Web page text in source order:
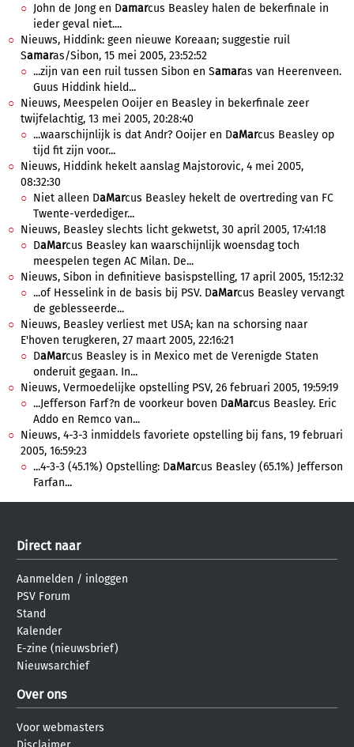
John de Jong en Damarcus Beasley halen de bekerfinale in
ieder geval niet....
Nieuws, Hiddink: geen nieuwe Koreaan; suggestie ruil
Samaras/Sibon, 15 mei 2005, 23:52:52
...zijn van een ruil tussen Sibon en Samaras van Heerenveen.
Guus Hiddink hield...
Nieuws, Meespelen Ooijer en Beasley in bekerfinale zeer
twijfelachtig, 13 mei 2005, 20:28:40
...waarschijnlijk is dat Andr? Ooijer en DaMarcus Beasley op
tijd fit zijn voor...
Nieuws, Hiddink hekelt aanslag Majstorovic, 4 mei 2005,
08:32:30
Niet alleen DaMarcus Beasley hekelt de overtreding van FC
Twente-verdediger...
Nieuws, Beasley slechts licht gekwetst, 30 april 2005, 17:41:18
DaMarcus Beasley kan waarschijnlijk woensdag toch
meespelen tegen AC Milan. De...
Nieuws, Sibon in definitieve basispstelling, 17 april 2005, 15:12:32
...of Hesselink in de basis bij PSV. DaMarcus Beasley vervangt
de geblesseerde...
Nieuws, Beasley verliest met USA; kan na schorsing naar
E'hoven terugkeren, 27 maart 2005, 22:16:21
DaMarcus Beasley is in Mexico met de Verenigde Staten
onderuit gegaan. In...
Nieuws, Vermoedelijke opstelling PSV, 26 februari 2005, 19:59:19
...Jefferson Farf?n de voorkeur boven DaMarcus Beasley. Eric
Addo en Remco van...
Nieuws, 4-3-3 inmiddels favoriete opstelling bij fans, 19 februari
2005, 16:59:23
...4-3-3 (45.1%) Opstelling: DaMarcus Beasley (65.1%) Jefferson
Farfan...
Direct naar
Aanmelden / inloggen
PSV Forum
Stand
Kalender
E-zine (nieuwsbrief)
Nieuwsarchief
Over ons
Voor webmasters